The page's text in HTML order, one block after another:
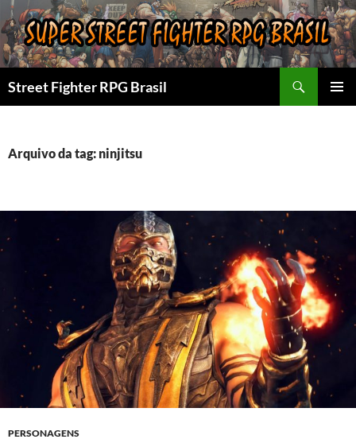
Pular
para
o
conteúdo
Street Fighter RPG Brasil
Arquivo da tag: ninjitsu
PERSONAGENS